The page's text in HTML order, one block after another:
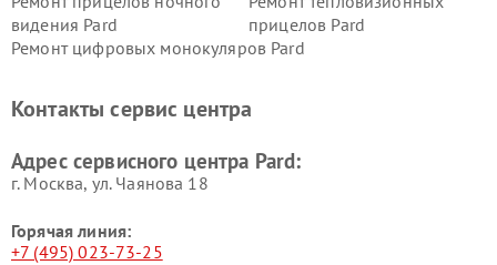
видения Pard
прицелов Pard
Ремонт цифровых монокуляров Pard
Контакты сервис центра
Адрес сервисного центра Pard:
г. Москва, ул. Чаянова 18
Горячая линия:
+7 (495) 023-73-25